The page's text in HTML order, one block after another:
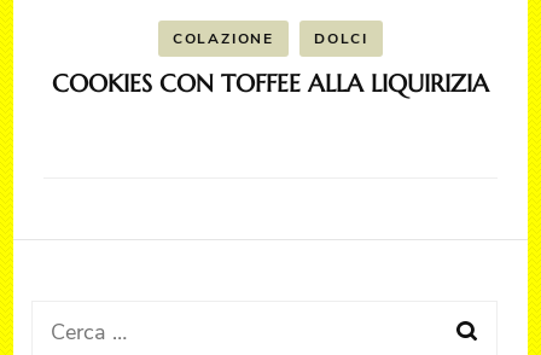
COLAZIONE DOLCI
COOKIES CON TOFFEE ALLA LIQUIRIZIA
Ricerca